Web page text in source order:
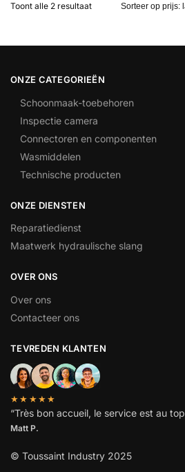
Toont alle 2 resultaat
ONZE CATEGORIEËN
Schoonmaak-toebehoren
Inspectie camera
Connectoren en componenten
Wasmiddelen
Technische producten
ONZE DIENSTEN
Reparatiedienst
Maatwerk hydraulische slang
OVER ONS
Over ons
Contacteer ons
TEVREDEN KLANTEN
★★★★★
“Très bon accueil, le service est au top
Matt P.
© Toussaint Industry 2025